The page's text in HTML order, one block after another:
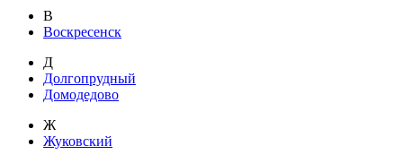
В
Воскресенск
Д
Долгопрудный
Домодедово
Ж
Жуковский